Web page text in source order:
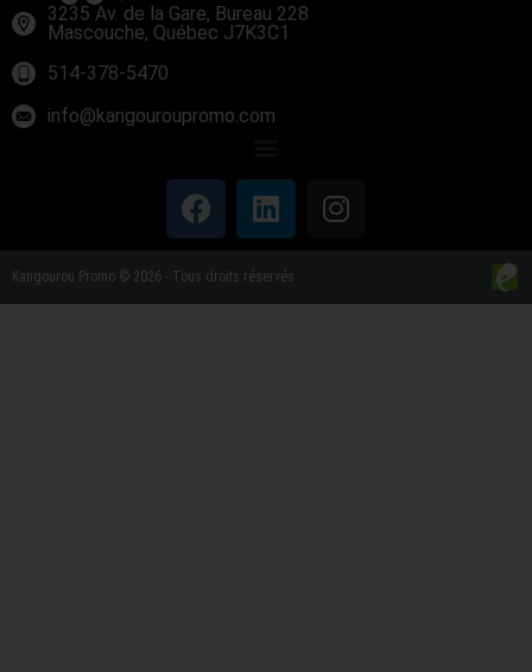
3235 Av. de la Gare, Bureau 228
Mascouche, Québec J7K3C1
514-378-5470
info@kangouroupromo.com
Kangourou Promo © 2026 - Tous droits réservés